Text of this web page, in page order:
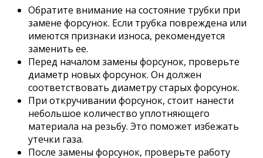
Обратите внимание на состояние трубки при
замене форсунок. Если трубка повреждена или
имеются признаки износа, рекомендуется
заменить ее.
Перед началом замены форсунок, проверьте
диаметр новых форсунок. Он должен
соответствовать диаметру старых форсунок.
При откручивании форсунок, стоит нанести
небольшое количество уплотняющего
материала на резьбу. Это поможет избежать
утечки газа.
После замены форсунок, проверьте работу